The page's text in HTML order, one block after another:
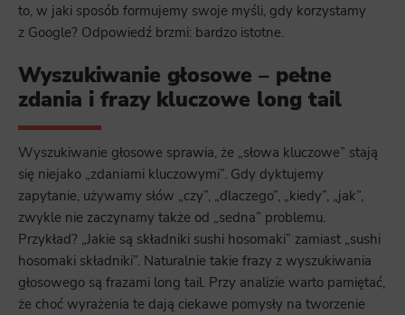
to, w jaki sposób formujemy swoje myśli, gdy korzystamy
z Google? Odpowiedź brzmi: bardzo istotne.
Wyszukiwanie głosowe – pełne
zdania i frazy kluczowe long tail
Wyszukiwanie głosowe sprawia, że „słowa kluczowe” stają
się niejako „zdaniami kluczowymi”. Gdy dyktujemy
zapytanie, używamy słów „czy”, „dlaczego”, „kiedy”, „jak”,
zwykle nie zaczynamy także od „sedna” problemu.
Przykład? „Jakie są składniki sushi hosomaki” zamiast „sushi
hosomaki składniki”. Naturalnie takie frazy z wyszukiwania
głosowego są frazami long tail. Przy analizie warto pamiętać,
że choć wyrażenia te dają ciekawe pomysły na tworzenie